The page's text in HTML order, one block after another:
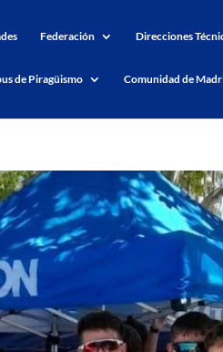
Federación Direcciones
de Piragüismo Comunidad de